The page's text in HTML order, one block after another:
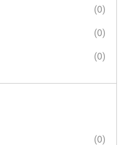
(0)
(0)
(0)
(0)